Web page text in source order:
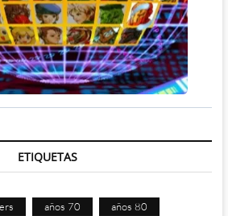
ETIQUETAS
años 70 años 80